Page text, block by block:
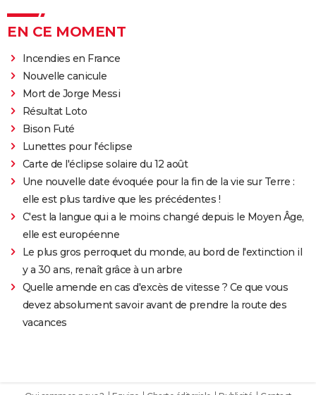
EN CE MOMENT
Incendies en France
Nouvelle canicule
Mort de Jorge Messi
Résultat Loto
Bison Futé
Lunettes pour l'éclipse
Carte de l'éclipse solaire du 12 août
Une nouvelle date évoquée pour la fin de la vie sur Terre :
elle est plus tardive que les précédentes !
C'est la langue qui a le moins changé depuis le Moyen Âge,
elle est européenne
Le plus gros perroquet du monde, au bord de l'extinction il
y a 30 ans, renaît grâce à un arbre
Quelle amende en cas d'excès de vitesse ? Ce que vous
devez absolument savoir avant de prendre la route des
vacances